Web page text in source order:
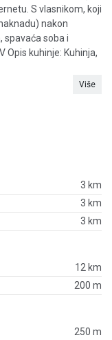
S vlasnikom, koji
nakon
spavaća soba i
Opis kuhinje: Kuhinja,
Više
3 km
3 km
3 km
12 km
200 m
250 m